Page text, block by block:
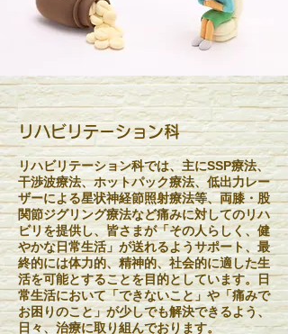
​リハビリテーション科
リハビリテーション科では、主にSSP療法、
干渉波療法、ホットパック療法、低出力レー
ザーによる星状神経節照射療法等、両膝・股
関節ジグリング療法など痛みに対してのリハ
ビリを提供し、皆さまが「その人らしく、健
やかな日常生活」が送れるようサポート、最
終的には体力的、精神的、社会的に適した生
活を可能とすることを目的としています。日
常生活において「できないこと」や「痛みで
お困りのこと」が少しでも解決できるよう、
日々、治療に取り組んでおります。